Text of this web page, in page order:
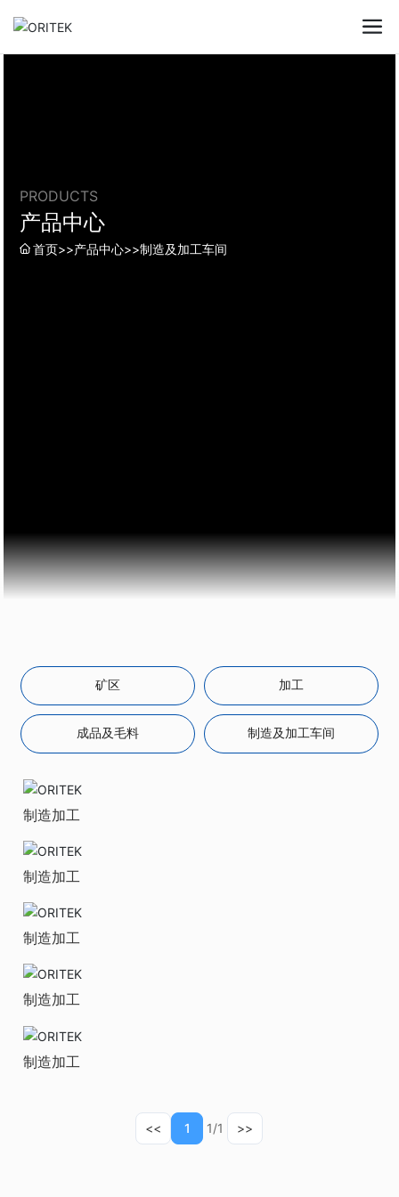
PRODUCTS
产品中心
首页>>产品中心>>制造及加工车间
矿区 加工
成品及毛料 制造及加工车间
制造加工
制造加工
制造加工
制造加工
制造加工
<< 1 1/1 >>